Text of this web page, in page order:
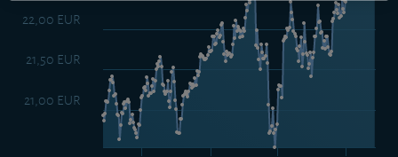
21,00 EUR
21,50 EUR
22,00 EUR